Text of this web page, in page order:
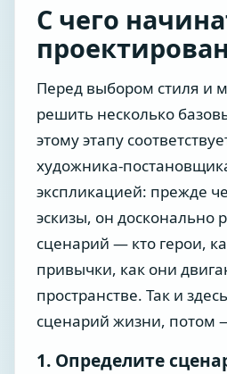
С чего
Перед выбором стиля и
решить несколько
этому этапу
художника-
экспликацией: прежде
эскизы, он досконально
сценарий — кто герои,
привычки, как они
пространстве. Так и
сценарий жизни, потом
1. Определите